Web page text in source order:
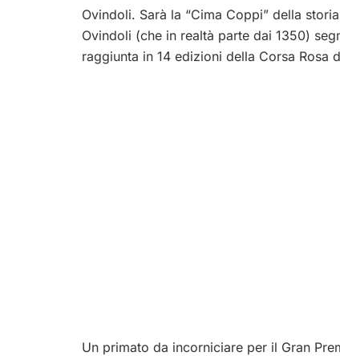
Ovindoli. Sarà la “Cima Coppi” della
Ovindoli (che in realtà parte dai 1350)
raggiunta in 14 edizioni della Corsa Rosa
Un primato da incorniciare per il Gran